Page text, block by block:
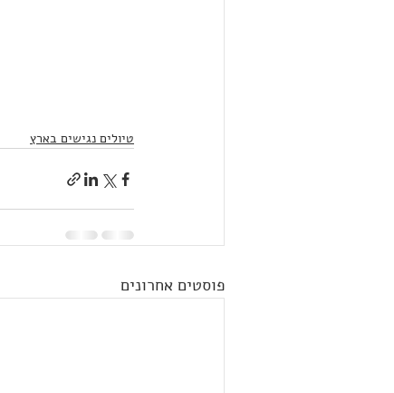
טיולים נגישים בארץ
פוסטים אחרונים